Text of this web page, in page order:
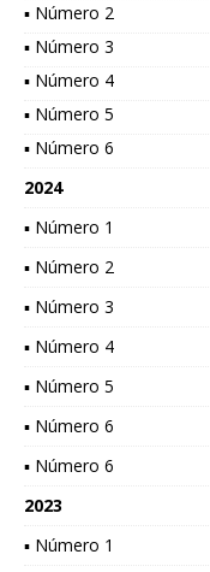
▪ Número 2
▪ Número 3
▪ Número 4
▪ Número 5
▪ Número 6
2024
▪ Número 1
▪ Número 2
▪ Número 3
▪ Número 4
▪ Número 5
▪ Número 6
▪ Número 6
2023
▪ Número 1